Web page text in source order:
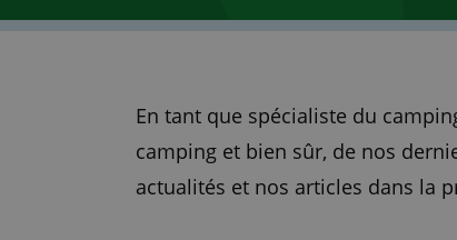
En tant que spécialiste du
camping et bien sûr, de nos
actualités et nos articles dans la